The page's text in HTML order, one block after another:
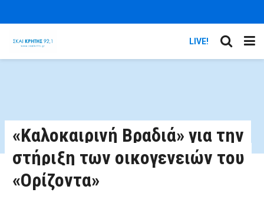
LIVE!
«Καλοκαιρινή Βραδιά» για την
στήριξη​ των οικογενειών του
«Ορίζοντα»